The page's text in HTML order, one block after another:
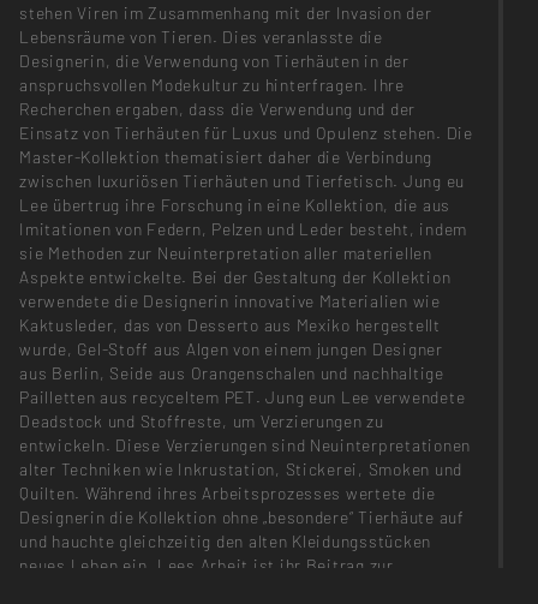
stehen Viren im Zusammenhang mit der Invasion der
Lebensräume von Tieren. Dies veranlasste die
Designerin, die Verwendung von Tierhäuten in der
anspruchsvollen Modekultur zu hinterfragen. Ihre
Recherchen ergaben, dass die Verwendung und der
Einsatz von Tierhäuten für Luxus und Opulenz stehen. Die
Master-Kollektion thematisiert daher die Verbindung
zwischen luxuriösen Tierhäuten und Tierfetisch. Jung eu
Lee übertrug ihre Forschung in eine Kollektion, die aus
Imitationen von Federn, Pelzen und Leder besteht, indem
sie Methoden zur Neuinterpretation aller materiellen
Aspekte entwickelte. Bei der Gestaltung der Kollektion
verwendete die Designerin innovative Materialien wie
Kaktusleder, das von Desserto aus Mexiko hergestellt
wurde, Gel-Stoff aus Algen von einem jungen Designer
aus Berlin, Seide aus Orangenschalen und nachhaltige
Pailletten aus recyceltem PET. Jung eun Lee verwendete
Deadstock und Stoffreste, um Verzierungen zu
entwickeln. Diese Verzierungen sind Neuinterpretationen
alter Techniken wie Inkrustation, Stickerei, Smoken und
Quilten. Während ihres Arbeitsprozesses wertete die
Designerin die Kollektion ohne „besondere“ Tierhäute auf
und hauchte gleichzeitig den alten Kleidungsstücken
neues Leben ein. Lees Arbeit ist ihr Beitrag zur